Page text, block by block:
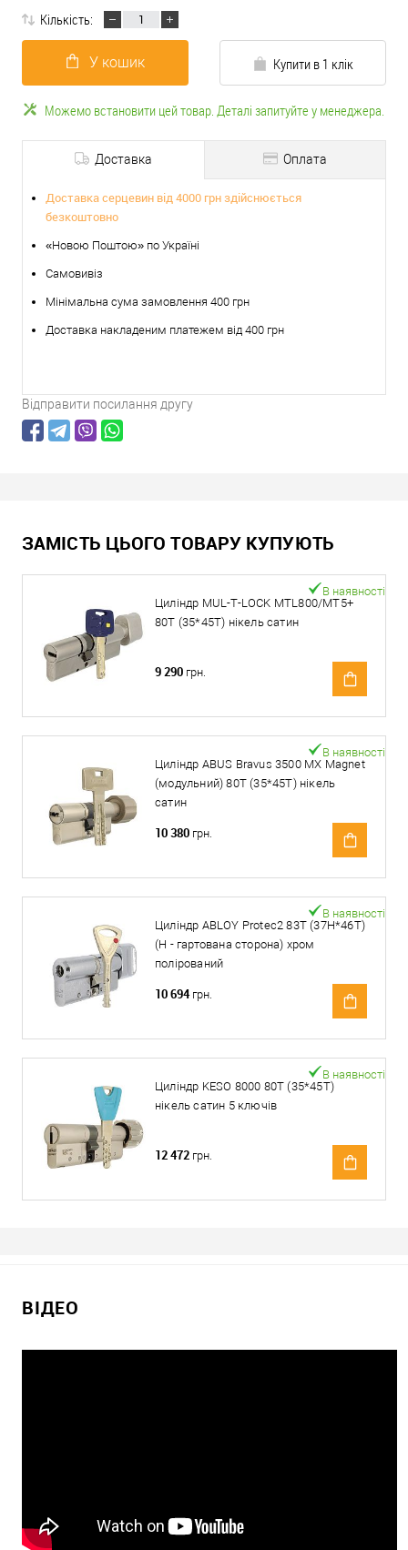
Кількість:
У кошик Купити в 1 клік
Можемо встановити цей товар. Деталі запитуйте у менеджера.
Доставка Оплата
Доставка серцевин від 4000 грн здійснюється
безкоштовно
«Новою Поштою» по Україні
Самовивіз
Мінімальна сума замовлення 400 грн
Доставка накладеним платежем від 400 грн
Відправити посилання другу
ЗАМІСТЬ ЦЬОГО ТОВАРУ КУПУЮТЬ
Циліндр MUL-T-LOCK MTL800/MT5+
80T (35*45T) нікель сатин
В наявності
9 290 грн.
Циліндр ABUS Bravus 3500 MX Magnet
(модульний) 80T (35*45T) нікель
сатин
В наявності
10 380 грн.
Циліндр ABLOY Protec2 83T (37H*46T)
(H - гартована сторона) хром
полірований
В наявності
10 694 грн.
Циліндр KESO 8000 80T (35*45T)
нікель сатин 5 ключів
В наявності
12 472 грн.
ВІДЕО